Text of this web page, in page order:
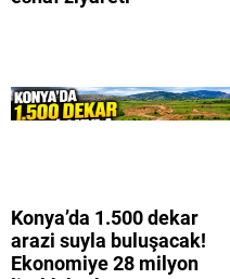
Konya’da 1.500 dekar
arazi suyla buluşacak!
Ekonomiye 28 milyon